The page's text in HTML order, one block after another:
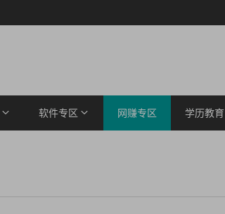
软件专区 网赚专区 学历教育